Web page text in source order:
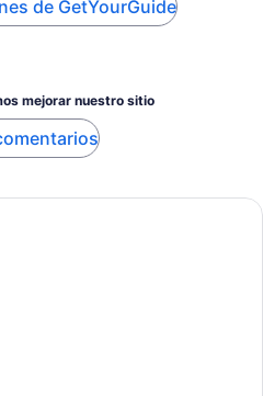
de GetYourGuide
mejorar nuestro sitio